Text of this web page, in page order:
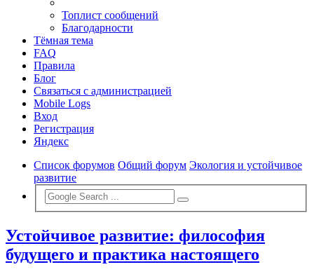
Топлист сообщений
Благодарности
Тёмная тема
FAQ
Правила
Блог
Связаться с администрацией
Mobile Logs
Вход
Регистрация
Яндекс
Список форумов Общий форум Экология и устойчивое
развитие
Устойчивое развитие: философия
будущего и практика настоящего